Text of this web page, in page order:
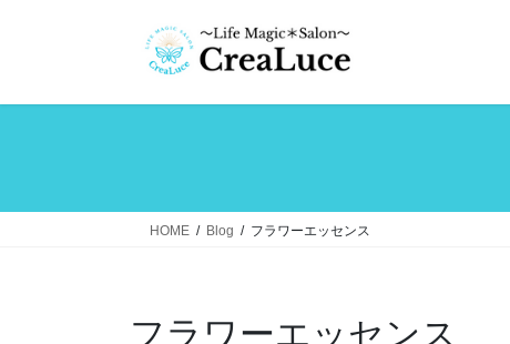
HOME Blog フラワーエッセンス
フラワーエッセンス